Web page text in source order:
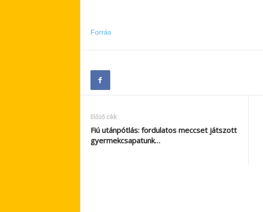
Forrás
Előző cikk
Fiú utánpótlás: fordulatos meccset játszott
gyermekcsapatunk…